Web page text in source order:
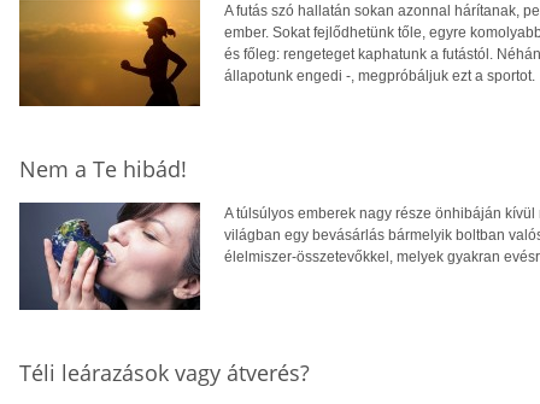
A futás szó hallatán sokan azonnal hárítanak,
ember. Sokat fejlődhetünk tőle, egyre
és főleg: rengeteget kaphatunk a futástól.
állapotunk engedi -, megpróbáljuk ezt a sportot.
Nem a Te hibád!
A túlsúlyos emberek nagy része önhibáján
világban egy bevásárlás bármelyik boltban
élelmiszer-összetevőkkel, melyek gyakran
Téli leárazások vagy átverés?